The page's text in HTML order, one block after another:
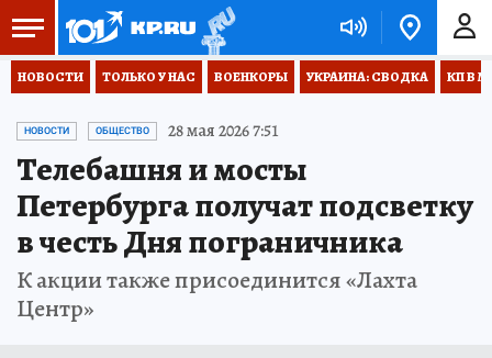
НОВОСТИ ТОЛЬКО У НАС ВОЕНКОРЫ УКРАИНА: СВОДКА КП В
НОВОСТИ ОБЩЕСТВО 28 мая 2026 7:51
Телебашня и мосты
Петербурга получат подсветку
в честь Дня пограничника
К акции также присоединится «Лахта
Центр»